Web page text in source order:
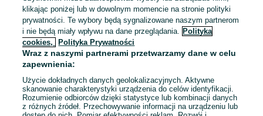
S10e (128/6GB) ** Sklep**
Gwarancja* Wysyłka
669 zł
Ostrów Wielkopolski
03 sierpnia 2026
1 2 3 ... 15
klikając poniżej lub w dowolnym momencie na stronie polityki
prywatności. Te wybory będą sygnalizowane naszym partnerom
i nie będą miały wpływu na dane przeglądania. Polityka
cookies,
Polityka Prywatności
Wraz z naszymi partnerami przetwarzamy dane w celu
zapewnienia:
Użycie dokładnych danych geolokalizacyjnych. Aktywne
skanowanie charakterystyki urządzenia do celów identyfikacji.
Rozumienie odbiorców dzięki statystyce lub kombinacji danych
z różnych źródeł. Przechowywanie informacji na urządzeniu lub